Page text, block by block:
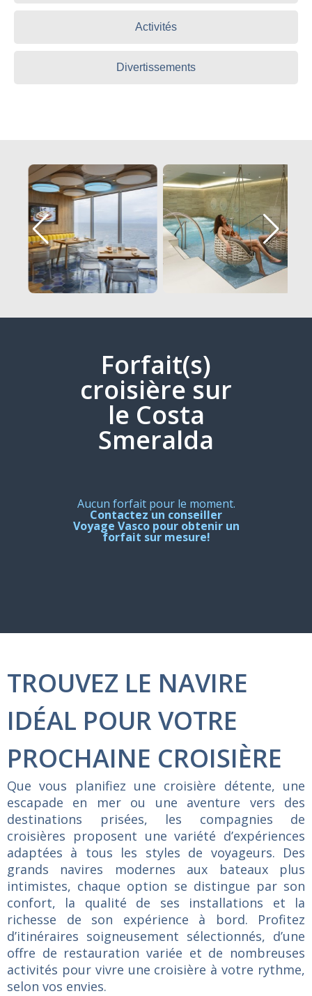
Activités
Divertissements
Forfait(s)
croisière sur
le Costa
Smeralda
Aucun forfait pour le moment.
Contactez un conseiller
Voyage Vasco pour obtenir un
forfait sur mesure!
TROUVEZ LE NAVIRE
IDÉAL POUR VOTRE
PROCHAINE CROISIÈRE
Que vous planifiez une croisière détente, une
escapade en mer ou une aventure vers des
destinations prisées, les compagnies de
croisières proposent une variété d’expériences
adaptées à tous les styles de voyageurs. Des
grands navires modernes aux bateaux plus
intimistes, chaque option se distingue par son
confort, la qualité de ses installations et la
richesse de son expérience à bord. Profitez
d’itinéraires soigneusement sélectionnés, d’une
offre de restauration variée et de nombreuses
activités pour vivre une croisière à votre rythme,
selon vos envies.